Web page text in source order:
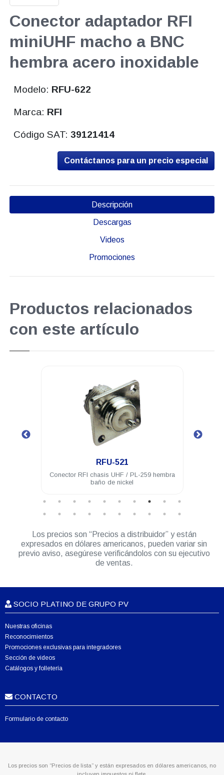
Conector adaptador RFI
miniUHF macho a BNC
hembra acero inoxidable
Modelo: RFU-622
Marca: RFI
Código SAT:39121414
Contáctanos para un precio especial
Descripción
Descargas
Videos
Promociones
Productos relacionados
con este artículo
RFU-521
Conector RFI chasis UHF / PL-259 hembra
baño de nickel
Los precios son “Precios a distribuidor” y están
expresados en dólares americanos, pueden variar sin
previo aviso, asegúrese verificándolos con su ejecutivo
de ventas.
SOCIO PLATINO DE GRUPO PV
Nuestras oficinas
Reconocimientos
Promociones exclusivas para integradores
Sección de videos
Catálogos y folletería
CONTACTO
Formulario de contacto
Los precios son “Precios de lista” y están expresados en dólares americanos, no